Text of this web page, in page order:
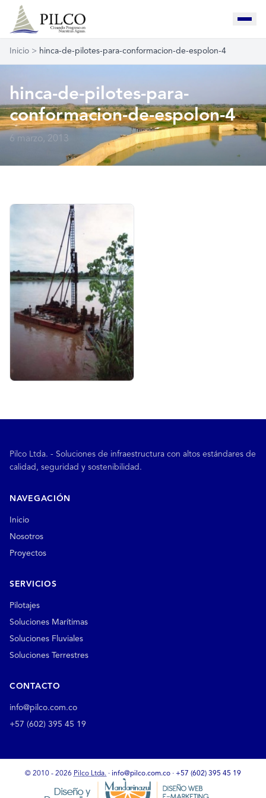
Inicio > hinca-de-pilotes-para-conformacion-de-espolon-4
hinca-de-pilotes-para-
conformacion-de-espolon-4
6 marzo, 2013
Pilco Ltda. - Soluciones de infraestructura con altos estándares de
calidad, seguridad y sostenibilidad.
NAVEGACIÓN
Inicio
Nosotros
Proyectos
SERVICIOS
Pilotajes
Soluciones Marítimas
Soluciones Fluviales
Soluciones Terrestres
CONTACTO
info@pilco.com.co
+57 (602) 395 45 19
© 2010 - 2026 Pilco Ltda. · info@pilco.com.co · +57 (602) 395 45 19